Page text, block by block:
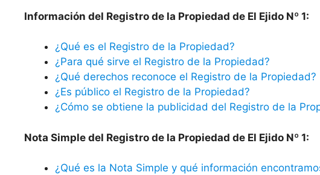
Información del Registro de la Propiedad de El Ejido Nº 1:
¿Qué es el Registro de la Propiedad?
¿Para qué sirve el Registro de la Propiedad?
¿Qué derechos reconoce el Registro de la Propiedad?
¿Es público el Registro de la Propiedad?
¿Cómo se obtiene la publicidad del Registro de la
Nota Simple del Registro de la Propiedad de El Ejido Nº 1:
¿Qué es la Nota Simple y qué información